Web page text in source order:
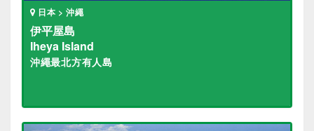
日本 > 沖繩
伊平屋島
Iheya Island
沖繩最北方有人島